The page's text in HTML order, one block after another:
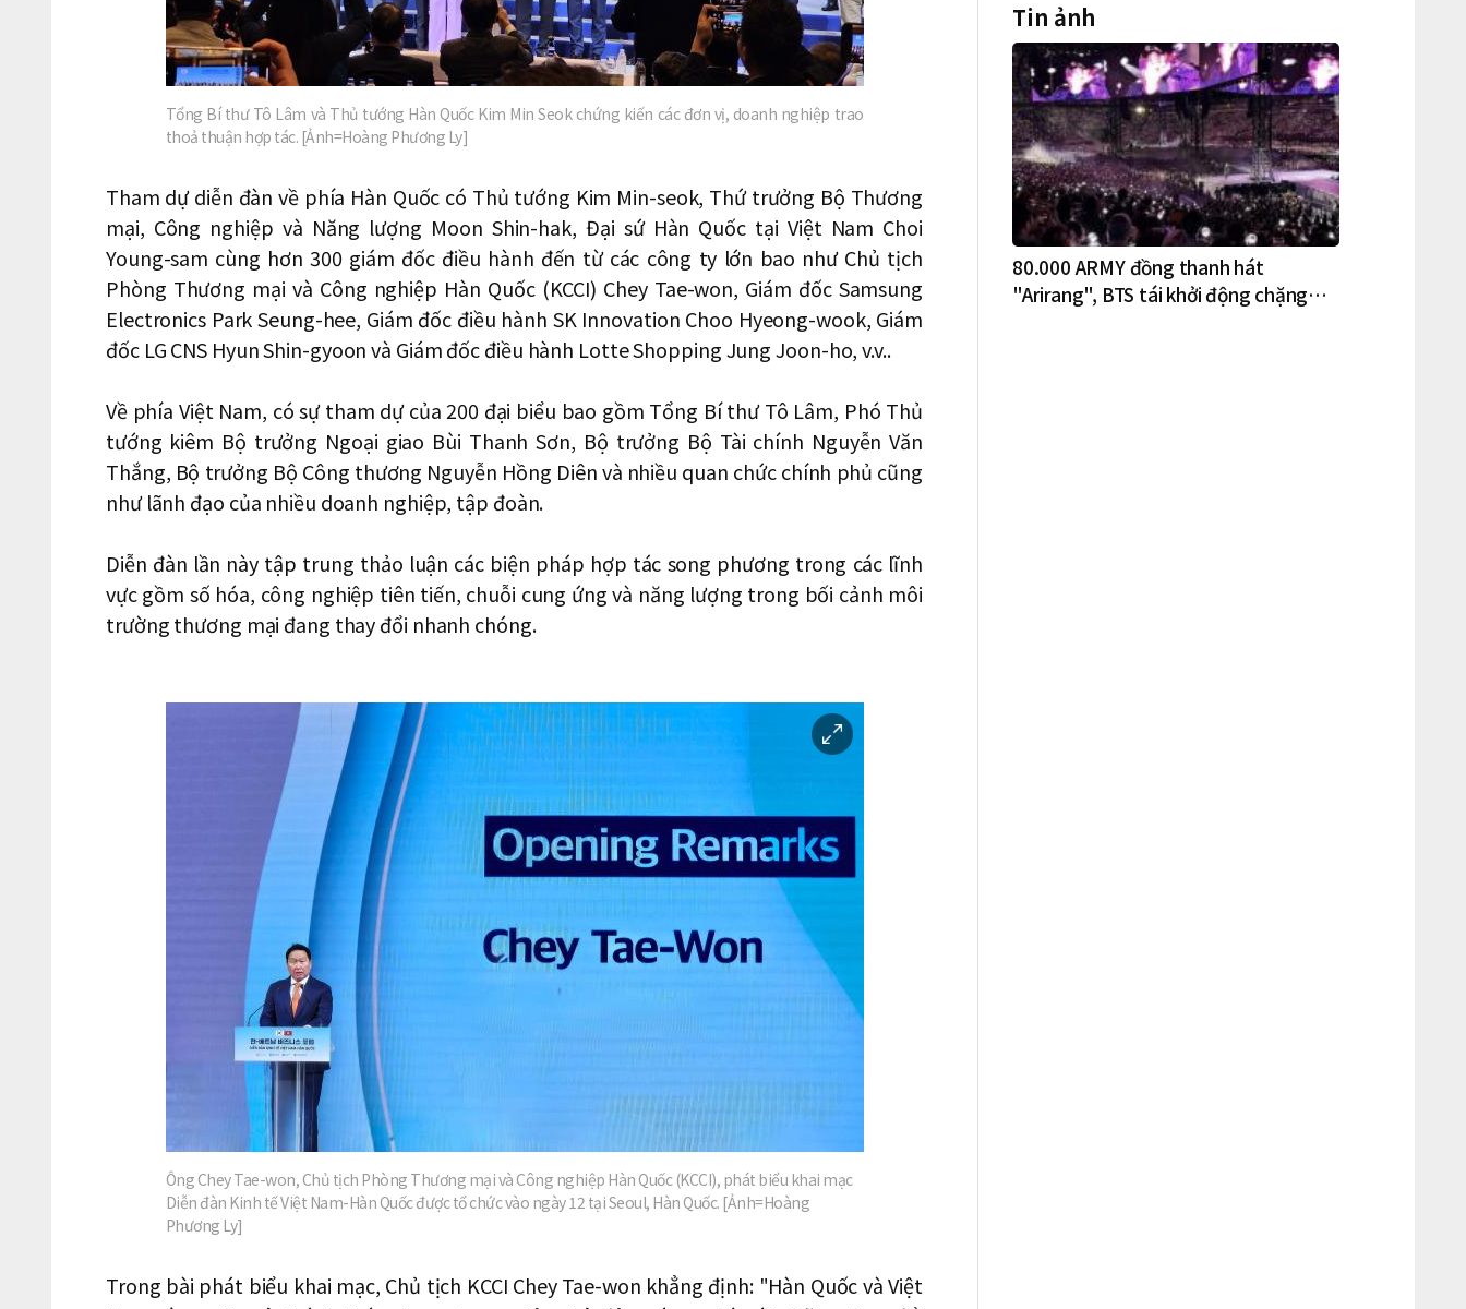
Tổng Bí thư Tô Lâm và Thủ tướng Hàn Quốc Kim Min Seok chứng kiến các đơn vị, doanh nghiệp trao
thoả thuận hợp tác. [Ảnh=Hoàng Phương Ly]
Tham dự diễn đàn về phía Hàn Quốc có Thủ tướng Kim Min-seok, Thứ trưởng Bộ Thương
mại, Công nghiệp và Năng lượng Moon Shin-hak, Đại sứ Hàn Quốc tại Việt Nam Choi
Young-sam cùng hơn 300 giám đốc điều hành đến từ các công ty lớn bao như Chủ tịch
Phòng Thương mại và Công nghiệp Hàn Quốc (KCCI) Chey Tae-won, Giám đốc Samsung
Electronics Park Seung-hee, Giám đốc điều hành SK Innovation Choo Hyeong-wook, Giám
đốc LG CNS Hyun Shin-gyoon và Giám đốc điều hành Lotte Shopping Jung Joon-ho, v.v..
Về phía Việt Nam, ​​có sự tham dự của 200 đại biểu bao gồm Tổng Bí thư Tô Lâm, Phó Thủ
tướng kiêm Bộ trưởng Ngoại giao Bùi Thanh Sơn, Bộ trưởng Bộ Tài chính Nguyễn Văn
Thắng, Bộ trưởng Bộ Công thương Nguyễn Hồng Diên và nhiều quan chức chính phủ cũng
như lãnh đạo của nhiều doanh nghiệp, tập đoàn.
Diễn đàn lần này tập trung thảo luận các biện pháp hợp tác song phương trong các lĩnh
vực gồm số hóa, công nghiệp tiên tiến, chuỗi cung ứng và năng lượng trong bối cảnh môi
trường thương mại đang thay đổi nhanh chóng.
이
미
확
대
Ông Chey Tae-won, Chủ tịch Phòng Thương mại và Công nghiệp Hàn Quốc (KCCI), phát biểu khai mạc
Diễn đàn Kinh tế Việt Nam-Hàn Quốc được tổ chức vào ngày 12 tại Seoul, Hàn Quốc. [Ảnh=Hoàng
Phương Ly]
Trong bài phát biểu khai mạc, Chủ tịch KCCI Chey Tae-won khẳng định: "Hàn Quốc và Việt
Tin ảnh
80.000 ARMY đồng thanh hát
"Arirang", BTS tái khởi động chặng